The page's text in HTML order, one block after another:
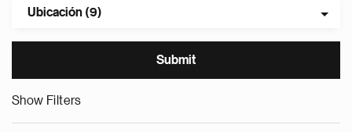
Ubicación (9)
Show Filters